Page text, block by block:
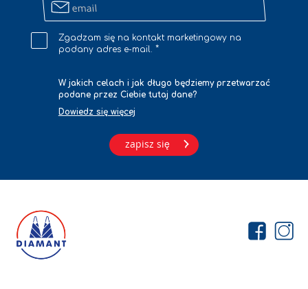
się
newsletter
Zgadzam się na kontakt marketingowy na
podany adres e-mail.
W jakich celach i jak długo będziemy przetwarzać
podane przez Ciebie tutaj dane?
Dowiedz się więcej
zapisz się